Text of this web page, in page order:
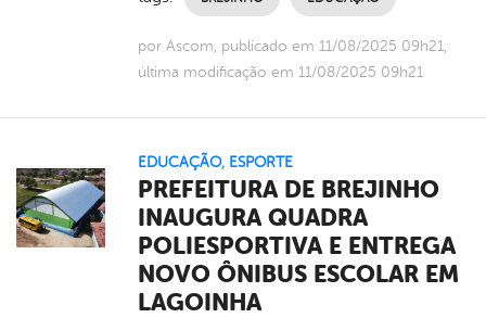
por Ascom, publicado em 11/08/2025 09h21,
última modificação em 11/08/2025 09h21
EDUCAÇÃO, ESPORTE
PREFEITURA DE BREJINHO
INAUGURA QUADRA
POLIESPORTIVA E ENTREGA
NOVO ÔNIBUS ESCOLAR EM
LAGOINHA